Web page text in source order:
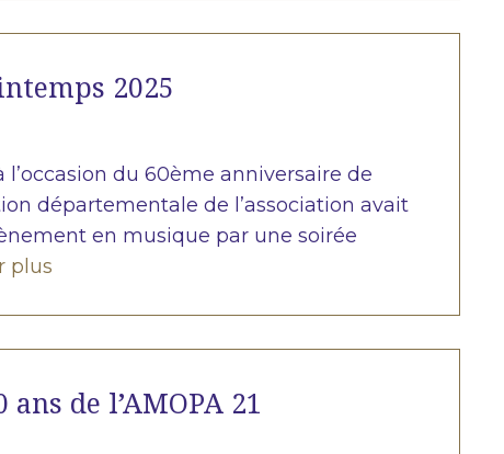
2025
l’occasion du 60ème anniversaire de
départementale de l’association avait
en musique par une soirée
plus
ans de l’AMOPA 21